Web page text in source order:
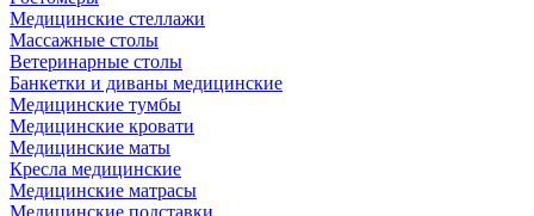
Медицинские стеллажи
Массажные столы
Ветеринарные столы
Банкетки и диваны медицинские
Медицинские тумбы
Медицинские кровати
Медицинские маты
Кресла медицинские
Медицинские матрасы
Медицинские подставки